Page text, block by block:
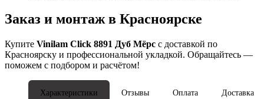
Заказ и монтаж в Красноярске
Купите Vinilam Click 8891 Дуб Мёрс с доставкой по
Красноярску и профессиональной укладкой. Обращайтесь —
поможем с подбором и расчётом!
Характеристики Отзывы Оплата Доставка